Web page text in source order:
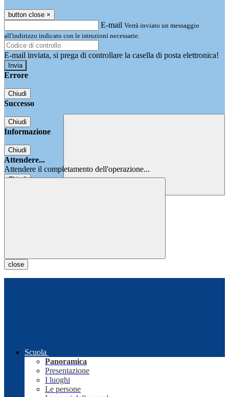
button close ×
E-mail Verrà inviato un messaggio
all'indirizzo indicato con le istruzioni necessarie.
E-mail inviata, si prega di controllare la casella di posta elettronica!
Errore
Chiudi
Successo
Chiudi
Informazione
Chiudi
Attendere...
Attendere il completamento dell'operazione...
Chiudi
close
Scuola
Panoramica
Presentazione
I luoghi
Le persone